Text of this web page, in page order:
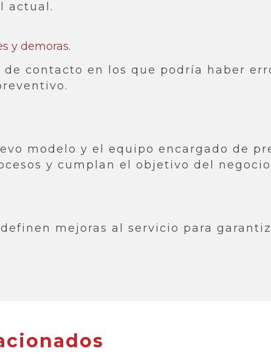
actual.
y demoras.​
contacto en los que podría haber
modelo y el equipo encargado de
y cumplan el objetivo del
mejoras al servicio para